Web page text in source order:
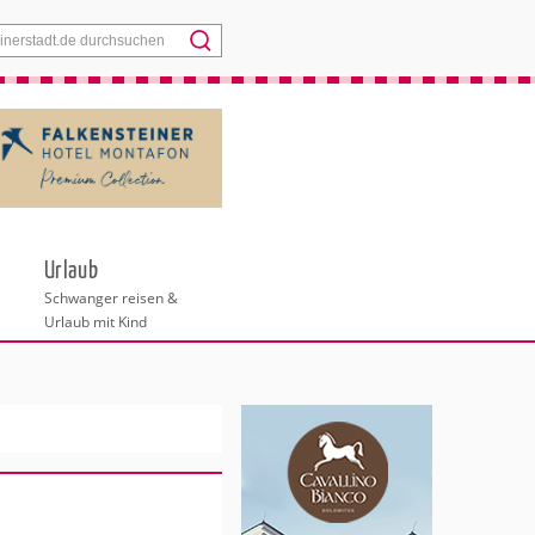
Menü
Urlaub
Schwanger reisen &
Urlaub mit Kind